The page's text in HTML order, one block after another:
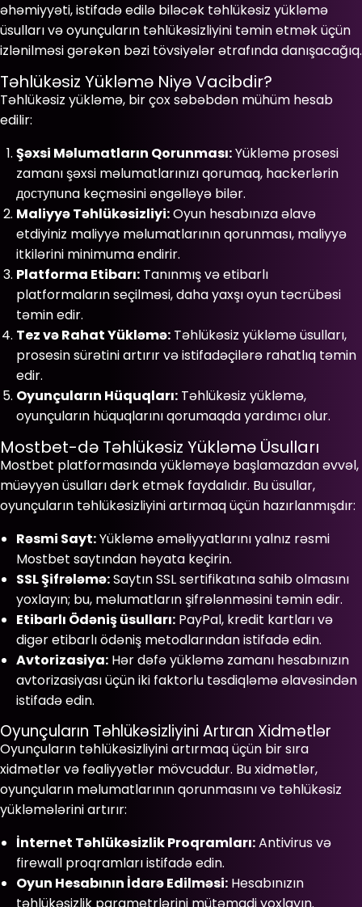
əhəmiyyəti, istifadə edilə biləcək təhlükəsiz yükləmə
üsulları və oyunçuların təhlükəsizliyini təmin etmək üçün
izlənilməsi gərəkən bəzi tövsiyələr ətrafında danışacağıq.
Təhlükəsiz Yükləmə Niyə Vacibdir?
Təhlükəsiz yükləmə, bir çox səbəbdən mühüm hesab
edilir:
Şəxsi Məlumatların Qorunması:Yükləmə prosesi
zamanı şəxsi məlumatlarınızı qorumaq, hackerlərin
доступuna keçməsini əngəlləyə bilər.
Maliyyə Təhlükəsizliyi:Oyun hesabınıza əlavə
etdiyiniz maliyyə məlumatlarının qorunması, maliyyə
itkilərini minimuma endirir.
Platforma Etibarı: Tanınmış və etibarlı
platformaların seçilməsi, daha yaxşı oyun təcrübəsi
təmin edir.
Tez və Rahat Yükləmə: Təhlükəsiz yükləmə üsulları,
prosesin sürətini artırır və istifadəçilərə rahatlıq təmin
edir.
Oyunçuların Hüquqları: Təhlükəsiz yükləmə,
oyunçuların hüquqlarını qorumaqda yardımcı olur.
Mostbet-də Təhlükəsiz Yükləmə Üsulları
Mostbet platformasında yükləməyə başlamazdan əvvəl,
müəyyən üsulları dərk etmək faydalıdır. Bu üsullar,
oyunçuların təhlükəsizliyini artırmaq üçün hazırlanmışdır:
Rəsmi Sayt:Yükləmə əməliyyatlarını yalnız rəsmi
Mostbet saytından həyata keçirin.
SSL Şifrələmə:Saytın SSL sertifikatına sahib olmasını
yoxlayın; bu, məlumatların şifrələnməsini təmin edir.
Etibarlı Ödəniş üsulları: PayPal, kredit kartları və
digər etibarlı ödəniş metodlarından istifadə edin.
Avtorizasiya: Hər dəfə yükləmə zamanı hesabınızın
avtorizasiyası üçün iki faktorlu təsdiqləmə əlavəsindən
istifadə edin.
Oyunçuların Təhlükəsizliyini Artıran Xidmətlər
Oyunçuların təhlükəsizliyini artırmaq üçün bir sıra
xidmətlər və fəaliyyətlər mövcuddur. Bu xidmətlər,
oyunçuların məlumatlarının qorunmasını və təhlükəsiz
yükləmələrini artırır:
İnternet Təhlükəsizlik Proqramları:Antivirus və
firewall proqramları istifadə edin.
Oyun Hesabının İdarə Edilməsi: Hesabınızın